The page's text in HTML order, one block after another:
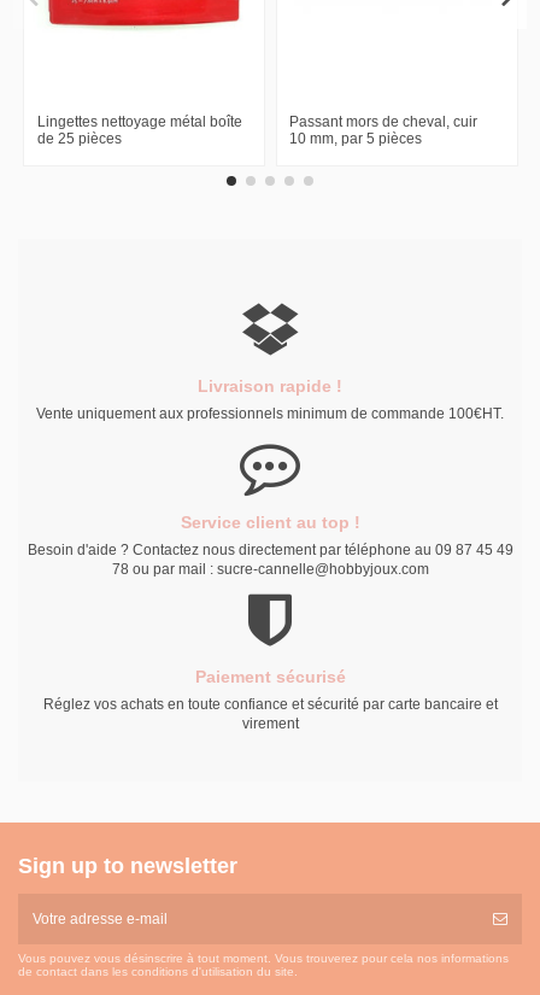
Lingettes nettoyage métal boîte
de 25 pièces
Passant mors de cheval, cuir
10 mm, par 5 pièces
Livraison rapide !
Vente uniquement aux professionnels minimum de commande 100€HT.
Service client au top !
Besoin d'aide ? Contactez nous directement par téléphone au 09 87 45 49
78 ou par mail : sucre-cannelle@hobbyjoux.com
Paiement sécurisé
Réglez vos achats en toute confiance et sécurité par carte bancaire et
virement
Sign up to newsletter
Vous pouvez vous désinscrire à tout moment. Vous trouverez pour cela nos informations
de contact dans les conditions d'utilisation du site.